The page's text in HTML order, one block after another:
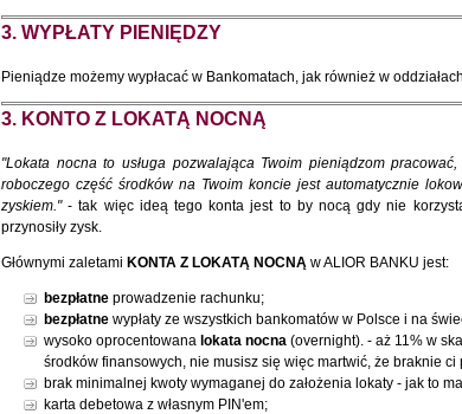
3. WYPŁATY PIENIĘDZY
Pieniądze możemy wypłacać w Bankomatach, jak również w
3. KONTO Z LOKATĄ NOCNĄ
"Lokata nocna to usługa pozwalająca Twoim pieniądzom
roboczego część środków na Twoim koncie jest automatycznie
zyskiem."- tak więc ideą tego konta jest to by nocą gdy nie
przynosiły zysk.
Głównymi zaletami KONTA Z LOKATĄ NOCNĄw ALIOR BANKU jest:
bezpłatneprowadzenie rachunku;
bezpłatnewypłaty ze wszystkich bankomatów w Polsce i na
wysoko oprocentowana lokata nocna(overnight). - aż 11% w
środków finansowych, nie musisz się więc martwić, że braknie ci
brak minimalnej kwoty wymaganej do założenia lokaty - jak to
karta debetowa z własnym PIN'em;